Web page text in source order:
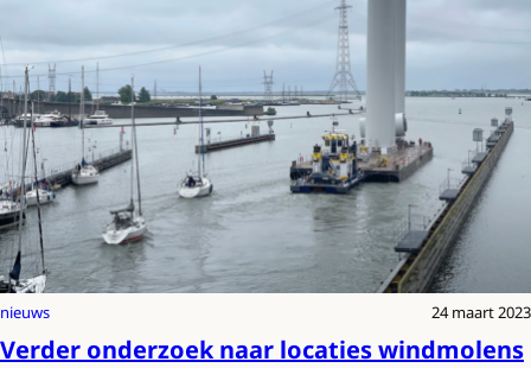
nieuws 24 maart 2023
Verder onderzoek naar locaties windmolens